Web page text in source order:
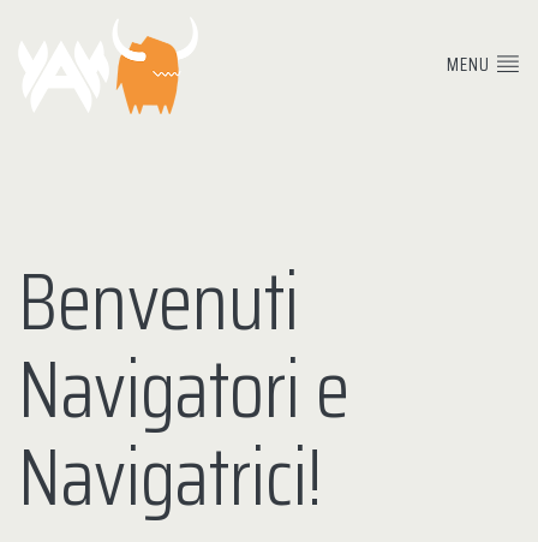
MENU
Benvenuti
Navigatori e
Navigatrici!